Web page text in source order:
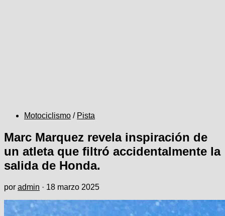
Motociclismo / Pista
Marc Marquez revela inspiración de
un atleta que filtró accidentalmente la
salida de Honda.
por admin · 18 marzo 2025